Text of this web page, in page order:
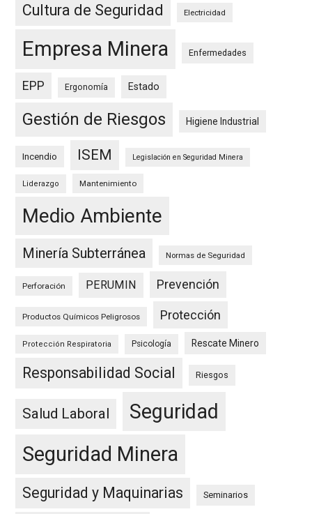
Cultura de Seguridad Electricidad
Empresa Minera Enfermedades
EPP Ergonomía Estado
Gestión de Riesgos Higiene Industrial
Incendio ISEM Legislación en Seguridad Minera
Liderazgo Mantenimiento
Medio Ambiente
Minería Subterránea Normas de Seguridad
Perforación PERUMIN Prevención
Productos Químicos Peligrosos Protección
Protección Respiratoria Psicología Rescate Minero
Responsabilidad Social Riesgos
Salud Laboral
Seguridad
Seguridad Minera
Seguridad y Maquinarias Seminarios